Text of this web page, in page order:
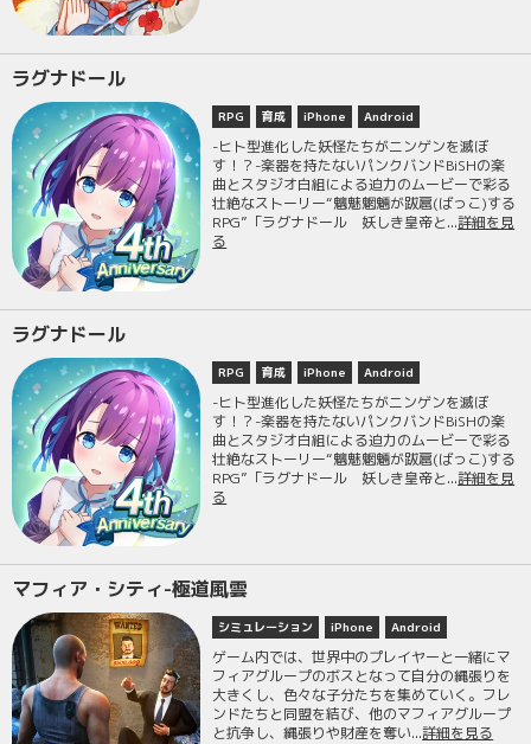
ラグナドール
RPG 育成 iPhone Android
-ヒト型進化した妖怪たちがニンゲンを滅ぼ
す！？-楽器を持たないパンクバンドBiSHの楽
曲とスタジオ白組による迫力のムービーで彩る
壮絶なストーリー“魑魅魍魎が跋扈(ばっこ)する
RPG”「ラグナドール 妖しき皇帝と...詳細を見
る
ラグナドール
RPG 育成 iPhone Android
-ヒト型進化した妖怪たちがニンゲンを滅ぼ
す！？-楽器を持たないパンクバンドBiSHの楽
曲とスタジオ白組による迫力のムービーで彩る
壮絶なストーリー“魑魅魍魎が跋扈(ばっこ)する
RPG”「ラグナドール 妖しき皇帝と...詳細を見
る
マフィア・シティ-極道風雲
シミュレーション iPhone Android
ゲーム内では、世界中のプレイヤーと一緒にマ
フィアグループのボスとなって自分の縄張りを
大きくし、色々な子分たちを集めていく。フレ
ンドたちと同盟を結び、他のマフィアグループ
と抗争し、縄張りや財産を奪い...詳細を見る